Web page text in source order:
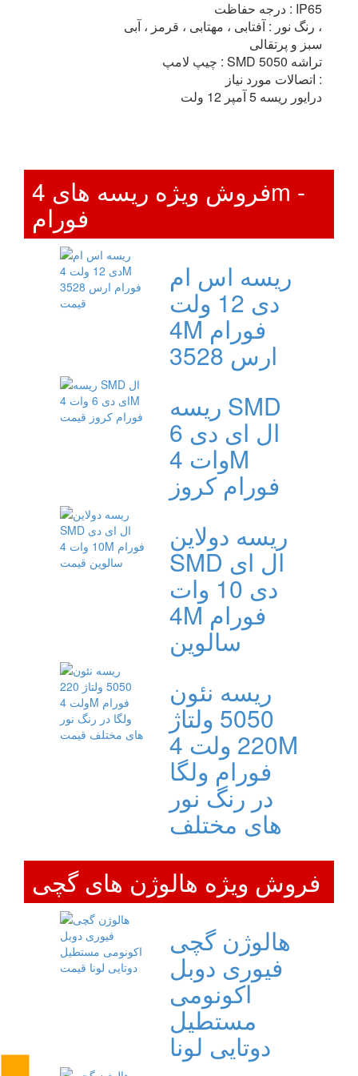
درجه حفاظت : IP65
رنگ نور : آفتابی ، مهتابی ، قرمز ، آبی ،
سبز و پرتقالی
چیپ لامپ : SMD تراشه 5050
اتصالات مورد نیاز :
درایور ریسه 5 آمپر 12 ولت
فروش ویژه ریسه های 4m -
فورام
ریسه اس ام
دی 12 ولت
4M فورام
ارس 3528
ریسه SMD
ال ای دی 6
وات 4M
فورام کروز
ریسه دولاین
SMD ال ای
دی 10 وات
4M فورام
سالوین
ریسه نئون
5050 ولتاژ
220 ولت 4M
فورام ولگا
در رنگ نور
های مختلف
فروش ویژه هالوژن های گچی
هالوژن گچی
فیوری دوبل
اکونومی
مستطیل
دوتایی لونا